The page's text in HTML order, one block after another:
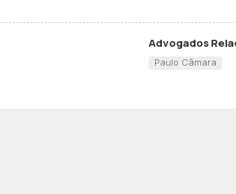
Advogados
Paulo Câmara